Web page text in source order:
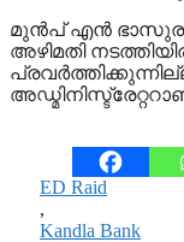
മുൻപ് എൻ
അഴിമതി
ED Raid
,
Kandla Bank